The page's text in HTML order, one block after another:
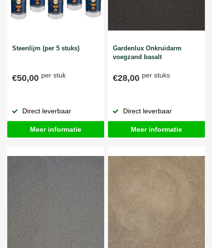
Steenlijm (per 5 stuks)
€50,00 per stuk
Direct leverbaar
Meer informatie
Gardenlux Onkruidarm
voegzand basalt
€28,00 per stuks
Direct leverbaar
Meer informatie